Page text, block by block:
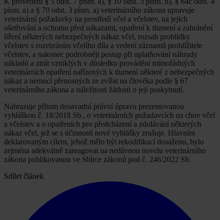
písm. a) a § 70 odst. 3 písm. a) veterinárního zákona upravuje
veterinární požadavky na prostředí včel a včelstev, na jejich
ošetřování a ochranu před nákazami, opatření k tlumení a zabránění
šíření některých nebezpečných nákaz včel, rozsah prohlídky
včelstev s rozebráním včelího díla a vedení záznamů prohlížitele
včelstev, a nakonec podrobněji postup při uplatňování náhrady
nákladů a ztrát vzniklých v důsledku provádění mimořádných
veterinárních opatření nařízených k tlumení některé z nebezpečných
nákaz a nemocí přenosných ze zvířat na člověka podle § 67
veterinárního zákona a náležitosti žádosti o její poskytnutí.
Nahrazuje přitom dosavadní právní úpravu prezentovanou
vyhláškou č. 18/2018 Sb., o veterinárních požadavcích na chov včel
a včelstev a o opatřeních pro předcházení a zdolávání některých
nákaz včel, jež se s účinností nové vyhlášky zrušuje. Hlavním
deklarovaným cílem, jehož mělo být rekodifikací dosaženo, bylo
zejména adekvátně zareagovat na nedávnou novelu veterinárního
zákona publikovanou ve Sbírce zákonů pod č. 246/2022 Sb.
Sdílet článek